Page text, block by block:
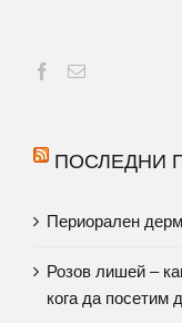
ПОСЛЕДНИ
Периорален
Розов лишей –
кога да посетим